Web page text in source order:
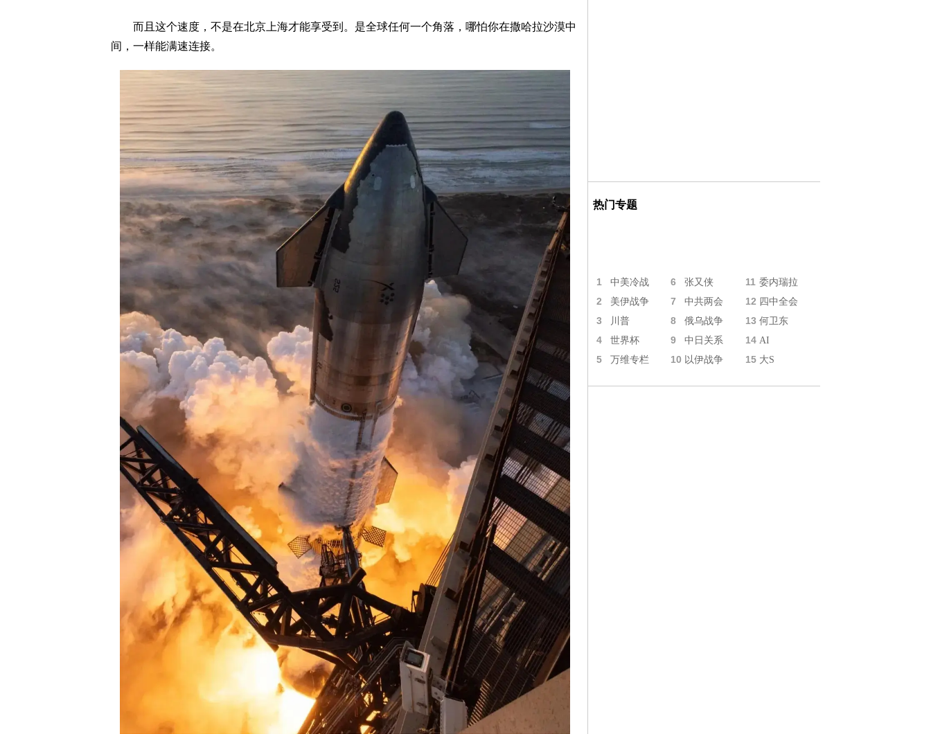
而且这个速度，不是在北京上海才能享受到。是全球任何一个角落，哪怕你在撒哈拉沙漠中
间，一样能满速连接。
热门专题
1 中美冷战 6 张又侠 11 委内瑞拉
2 美伊战争 7 中共两会 12 四中全会
3 川普 8 俄乌战争 13 何卫东
4 世界杯 9 中日关系 14 AI
5 万维专栏 10 以伊战争 15 大S